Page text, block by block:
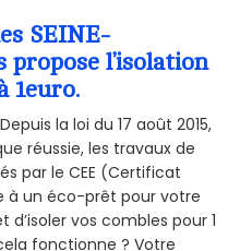
SEINE-
l’isolation
1euro.
la loi du 17 août 2015,
réussie, les travaux de
par le CEE (Certificat
à un éco-prêt pour votre
vos combles pour 1
fonctionne ? Votre